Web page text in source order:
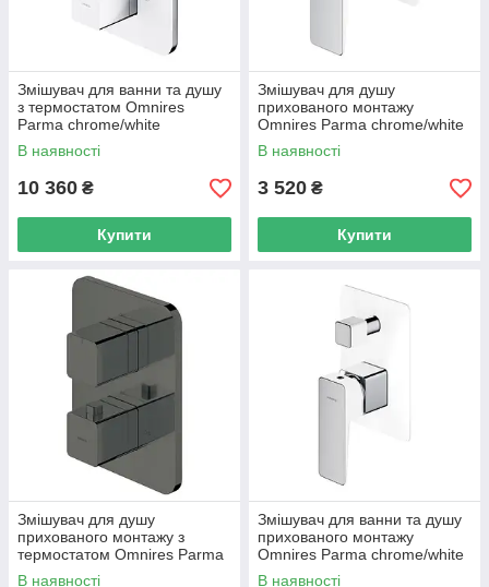
Змішувач для ванни та душу
з термостатом Omnires
Parma chrome/white
(PM7436CRB)
В наявності
10 360 ₴
Купити
Змішувач для душу
прихованого монтажу
Omnires Parma chrome/white
(PM7445CRB)
В наявності
3 520 ₴
Купити
Змішувач для душу
прихованого монтажу з
термостатом Omnires Parma
grafit (PM7436GR)
В наявності
Змішувач для ванни та душу
прихованого монтажу
Omnires Parma chrome/white
(PM7435CRB)
В наявності